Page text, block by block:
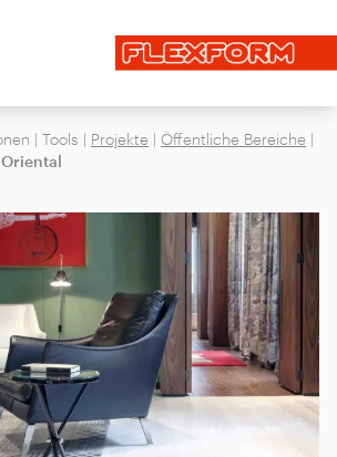
öffnen / schließen
Store-Seite
| Tools | Projekte | Öffentliche Bereiche |